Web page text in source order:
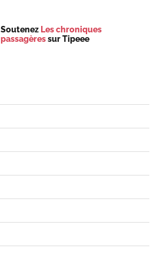
Soutenez Les chroniques
passagèressur Tipeee